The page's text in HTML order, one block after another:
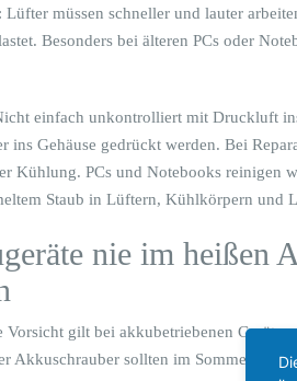
l
u
ö
n
n
C
Lüfter müssen schneller und lauter
Besonders bei älteren PCs oder
einfach unkontrolliert mit Druckluft
ins Gehäuse gedrückt werden. Bei
Kühlung. PCs und Notebooks reinigen
Staub in Lüftern, Kühlkörpern und
nie im heißen
Vorsicht gilt bei akkubetriebenen
Akkuschrauber sollten im Sommer